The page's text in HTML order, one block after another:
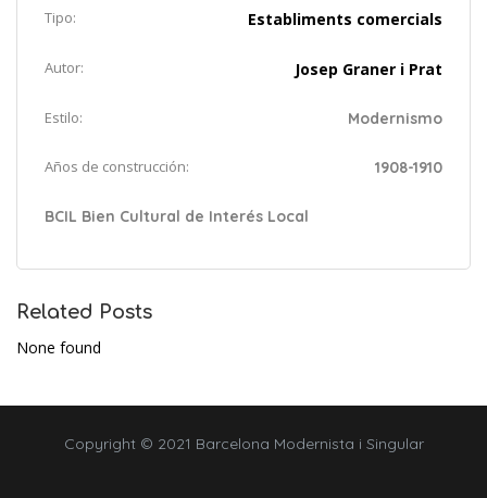
Tipo: Establiments comercials
Autor: Josep Graner i Prat
Estilo: Modernismo
Años de construcción: 1908-1910
BCIL Bien Cultural de Interés Local
Related Posts
None found
Copyright © 2021 Barcelona Modernista i Singular